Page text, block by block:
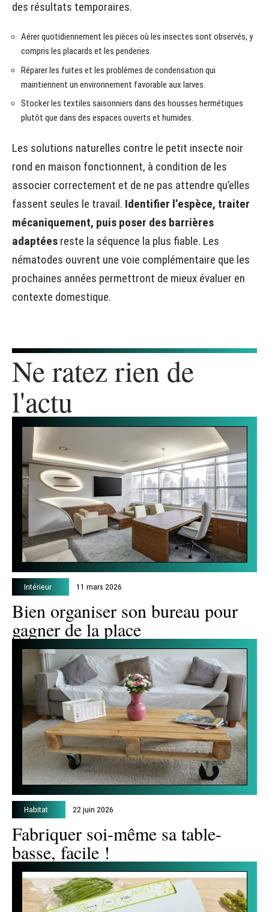
des résultats temporaires.
Aérer quotidiennement les pièces où les insectes sont observés, y
compris les placards et les penderies.
Réparer les fuites et les problèmes de condensation qui
maintiennent un environnement favorable aux larves.
Stocker les textiles saisonniers dans des housses hermétiques
plutôt que dans des espaces ouverts et humides.
Les solutions naturelles contre le petit insecte noir
rond en maison fonctionnent, à condition de les
associer correctement et de ne pas attendre qu’elles
fassent seules le travail. Identifier l’espèce, traiter
mécaniquement, puis poser des barrières
adaptées reste la séquence la plus fiable. Les
nématodes ouvrent une voie complémentaire que les
prochaines années permettront de mieux évaluer en
contexte domestique.
Ne ratez rien de
l'actu
Intérieur 11 mars 2026
Bien organiser son bureau pour
gagner de la place
Habitat 22 juin 2026
Fabriquer soi-même sa table-
basse, facile !